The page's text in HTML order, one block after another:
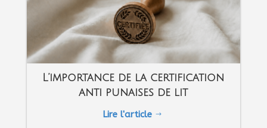
L’importance de la certification
anti punaises de lit
Lire l'article $